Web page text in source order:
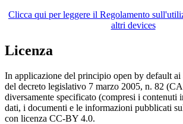
Clicca qui per leggere il Regolamento
altri devices
Licenza
In applicazione del principio open by default ai
del decreto legislativo 7 marzo 2005, n. 82
diversamente specificato (compresi i contenuti
dati, i documenti e le informazioni pubblicati
con licenza CC-BY 4.0.